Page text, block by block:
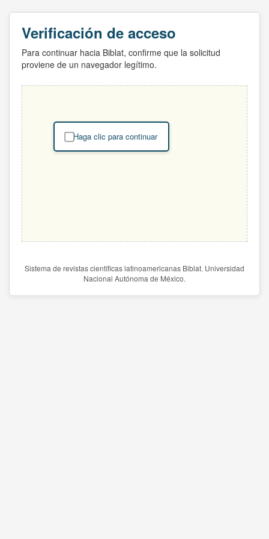
Verificación de acceso
Para continuar hacia Biblat, confirme que la solicitud
proviene de un navegador legítimo.
Haga clic para continuar
Sistema de revistas científicas latinoamericanas Biblat. Universidad
Nacional Autónoma de México.